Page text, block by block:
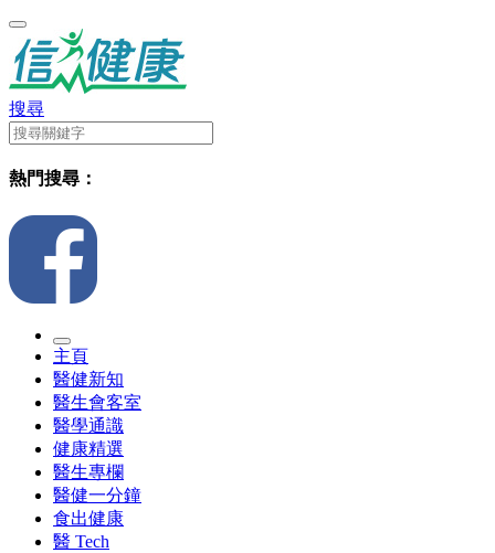
搜尋
熱門搜尋：
主頁
醫健新知
醫生會客室
醫學通識
健康精選
醫生專欄
醫健一分鐘
食出健康
醫 Tech